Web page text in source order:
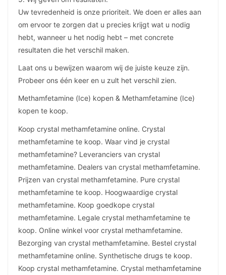
Uw tevredenheid is onze prioriteit. We doen er alles aan
om ervoor te zorgen dat u precies krijgt wat u nodig
hebt, wanneer u het nodig hebt – met concrete
resultaten die het verschil maken.
Laat ons u bewijzen waarom wij de juiste keuze zijn.
Probeer ons één keer en u zult het verschil zien.
Methamfetamine (Ice) kopen & Methamfetamine (Ice)
kopen te koop.
Koop crystal methamfetamine online. Crystal
methamfetamine te koop. Waar vind je crystal
methamfetamine? Leveranciers van crystal
methamfetamine. Dealers van crystal methamfetamine.
Prijzen van crystal methamfetamine. Pure crystal
methamfetamine te koop. Hoogwaardige crystal
methamfetamine. Koop goedkope crystal
methamfetamine. Legale crystal methamfetamine te
koop. Online winkel voor crystal methamfetamine.
Bezorging van crystal methamfetamine. Bestel crystal
methamfetamine online. Synthetische drugs te koop.
Koop crystal methamfetamine. Crystal methamfetamine